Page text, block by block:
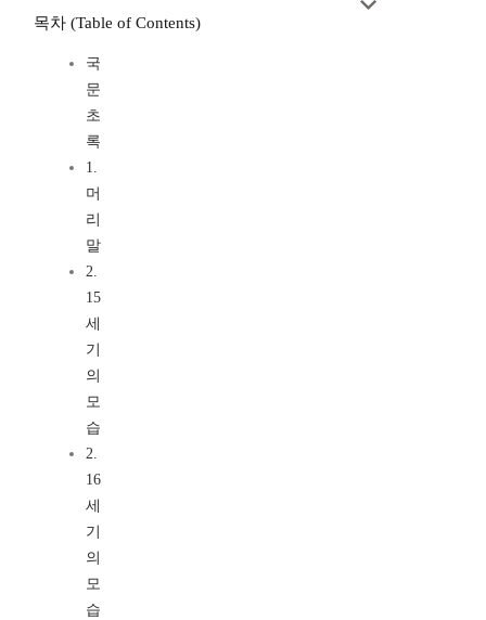
목차 (Table of Contents)
국
문
초
록
1.
머
리
말
2.
15
세
기
의
모
습
2.
16
세
기
의
모
습